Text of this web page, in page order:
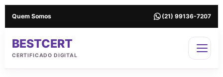
Quem Somos (21) 99136-7207
BESTCERT
CERTIFICADO DIGITAL